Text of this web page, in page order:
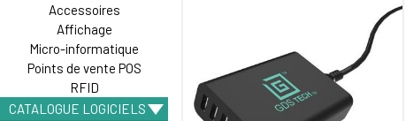
Accessoires
Affichage
Micro-informatique
Points de vente POS
RFID
CATALOGUE LOGICIELS